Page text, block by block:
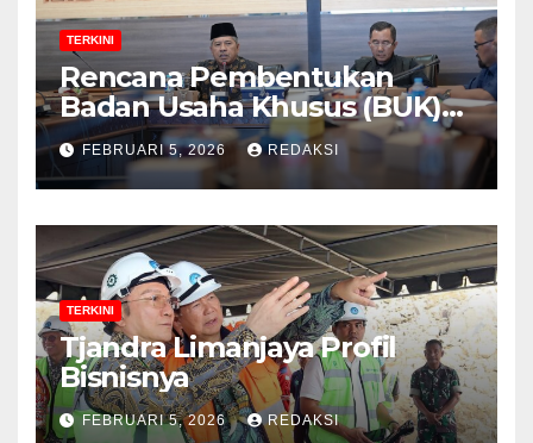
TERKINI
Rencana Pembentukan
Badan Usaha Khusus (BUK)
Menguat dalam Revisi RUU
Migas, Ini Alasannya!
FEBRUARI 5, 2026 REDAKSI
TERKINI
Tjandra Limanjaya Profil
Bisnisnya
FEBRUARI 5, 2026 REDAKSI